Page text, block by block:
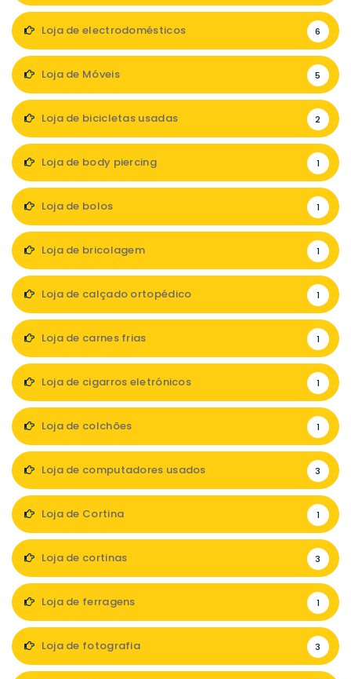
Loja de electrodomésticos 6
Loja de Móveis 5
Loja de bicicletas usadas 2
Loja de body piercing 1
Loja de bolos 1
Loja de bricolagem 1
Loja de calçado ortopédico 1
Loja de carnes frias 1
Loja de cigarros eletrónicos 1
Loja de colchões 1
Loja de computadores usados 3
Loja de Cortina 1
Loja de cortinas 3
Loja de ferragens 1
Loja de fotografia 3